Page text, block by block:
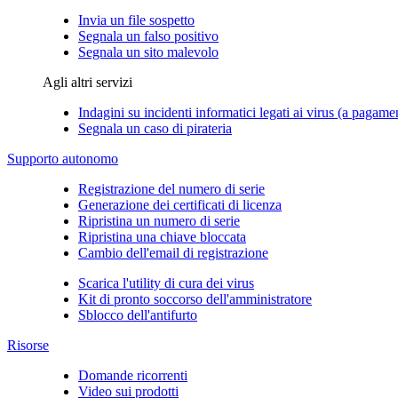
Invia un file sospetto
Segnala un falso positivo
Segnala un sito malevolo
Agli altri servizi
Indagini su incidenti informatici legati ai virus (a
Segnala un caso di pirateria
Supporto autonomo
Registrazione del numero di serie
Generazione dei certificati di licenza
Ripristina un numero di serie
Ripristina una chiave bloccata
Cambio dell'email di registrazione
Scarica l'utility di cura dei virus
Kit di pronto soccorso dell'amministratore
Sblocco dell'antifurto
Risorse
Domande ricorrenti
Video sui prodotti